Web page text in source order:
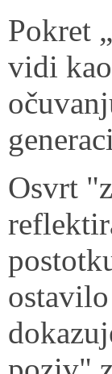
Pokret
vidi
Osvrt